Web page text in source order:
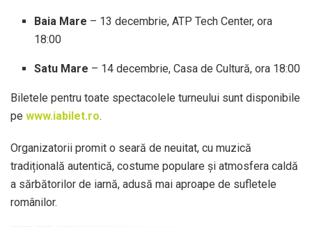
Baia Mare – 13 decembrie, ATP Tech Center, ora
18:00
Satu Mare – 14 decembrie, Casa de Cultură, ora 18:00
Biletele pentru toate spectacolele turneului sunt disponibile
pe www.iabilet.ro.
Organizatorii promit o seară de neuitat, cu muzică
tradițională autentică, costume populare și atmosfera caldă
a sărbătorilor de iarnă, adusă mai aproape de sufletele
românilor.